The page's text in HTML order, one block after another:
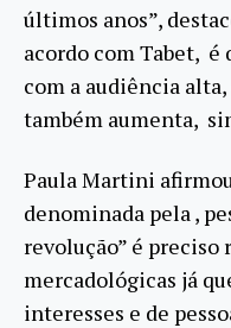
últimos anos”,
acordo com Tabet, é
com a audiência
também aumenta,
Paula Martini
denominada pela ,
revolução” é preciso
mercadológicas já
interesses e de